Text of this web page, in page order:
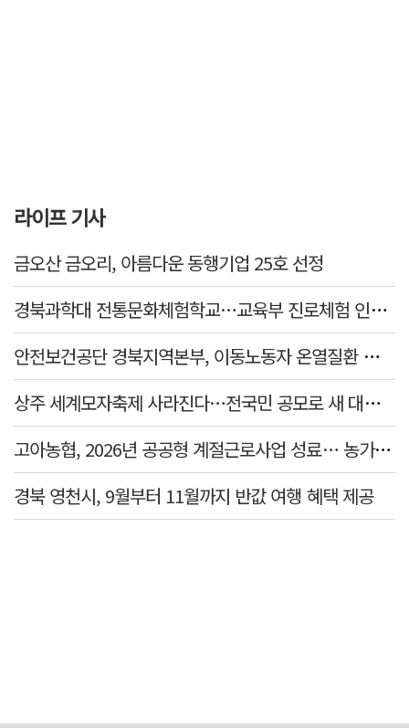
라이프 기사
금오산 금오리, 아름다운 동행기업 25호 선정
경북과학대 전통문화체험학교…교육부 진로체험 인증기관 선정
안전보건공단 경북지역본부, 이동노동자 온열질환 예방 캠페인
상주 세계모자축제 사라진다…전국민 공모로 새 대표축제 발굴 나서
고아농협, 2026년 공공형 계절근로사업 성료… 농가 일손 부족 해소 '효자'
경북 영천시, 9월부터 11월까지 반값 여행 혜택 제공